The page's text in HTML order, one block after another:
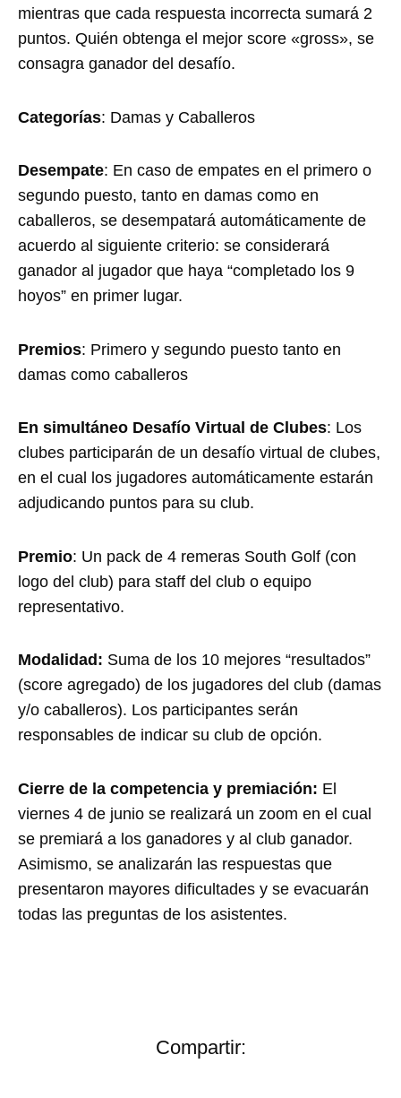
mientras que cada respuesta incorrecta sumará 2
puntos. Quién obtenga el mejor score «gross», se
consagra ganador del desafío.
Categorías: Damas y Caballeros
Desempate: En caso de empates en el primero o
segundo puesto, tanto en damas como en
caballeros, se desempatará automáticamente de
acuerdo al siguiente criterio: se considerará
ganador al jugador que haya “completado los 9
hoyos” en primer lugar.
Premios: Primero y segundo puesto tanto en
damas como caballeros
En simultáneo Desafío Virtual de Clubes: Los
clubes participarán de un desafío virtual de clubes,
en el cual los jugadores automáticamente estarán
adjudicando puntos para su club.
Premio: Un pack de 4 remeras South Golf (con
logo del club) para staff del club o equipo
representativo.
Modalidad: Suma de los 10 mejores “resultados”
(score agregado) de los jugadores del club (damas
y/o caballeros). Los participantes serán
responsables de indicar su club de opción.
Cierre de la competencia y premiación: El
viernes 4 de junio se realizará un zoom en el cual
se premiará a los ganadores y al club ganador.
Asimismo, se analizarán las respuestas que
presentaron mayores dificultades y se evacuarán
todas las preguntas de los asistentes.
Compartir: